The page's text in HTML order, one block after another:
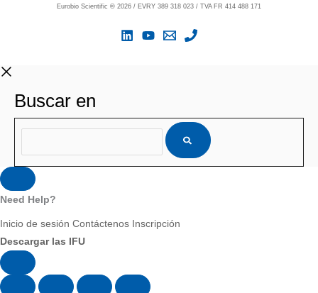
Eurobio Scientific © 2026 / EVRY 389 318 023 / TVA FR 414 488 171
Buscar en
Need Help?
Inicio de sesión Contáctenos Inscripción
Descargar las IFU